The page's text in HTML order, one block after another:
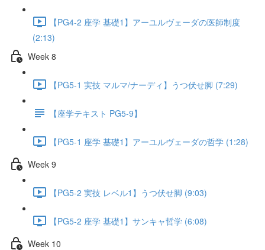
【PG4-2 座学 基礎1】アーユルヴェーダの医師制度
(2:13)
Week 8
【PG5-1 実技 マルマ/ナーディ】うつ伏せ脚 (7:29)
【座学テキスト PG5-9】
【PG5-1 座学 基礎1】アーユルヴェーダの哲学 (1:28)
Week 9
【PG5-2 実技 レベル1】うつ伏せ脚 (9:03)
【PG5-2 座学 基礎1】サンキャ哲学 (6:08)
Week 10